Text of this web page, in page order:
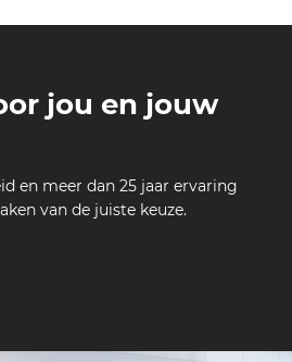
jou en jouw
en meer dan 25 jaar ervaring
van de juiste keuze.